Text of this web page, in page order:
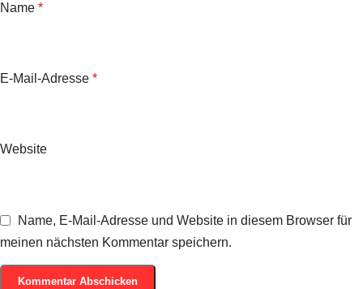
Name *
E-Mail-Adresse *
Website
Name, E-Mail-Adresse und Website in diesem Browser für
meinen nächsten Kommentar speichern.